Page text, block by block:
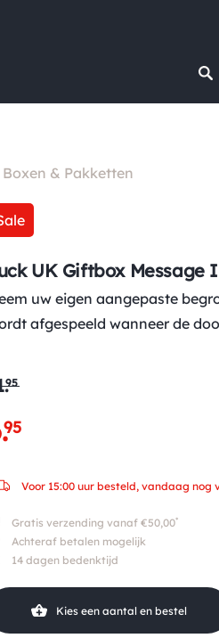
Boxen & Pakketten
UK Giftbox Message
uw eigen aangepaste
afgespeeld wanneer de
.95
.95
Voor 15:00 uur besteld, vandaag nog
Gratis verzending vanaf €50,00*
Achteraf betalen mogelijk
14 dagen bedenktijd
Kies een aantal en bestel